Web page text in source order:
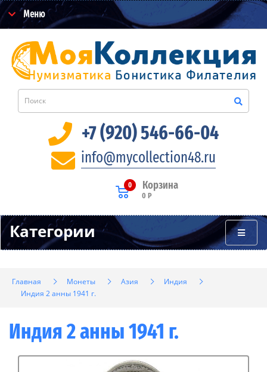
Меню
+7 (920) 546-66-04
info@mycollection48.ru
Корзина
0
0 Р
Категории
Главная Монеты Азия
Индия
Индия 2 анны 1941 г.
Индия 2 анны 1941 г.